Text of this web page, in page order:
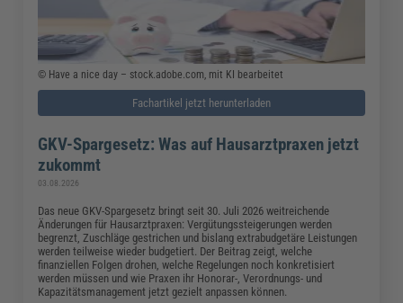
© Have a nice day – stock.adobe.com, mit KI bearbeitet
Fachartikel jetzt herunterladen
GKV-Spargesetz: Was auf Hausarztpraxen jetzt
zukommt
03.08.2026
Das neue GKV-Spargesetz bringt seit 30. Juli 2026 weitreichende
Änderungen für Hausarztpraxen: Vergütungssteigerungen werden
begrenzt, Zuschläge gestrichen und bislang extrabudgetäre Leistungen
werden teilweise wieder budgetiert. Der Beitrag zeigt, welche
finanziellen Folgen drohen, welche Regelungen noch konkretisiert
werden müssen und wie Praxen ihr Honorar-, Verordnungs- und
Kapazitätsmanagement jetzt gezielt anpassen können.